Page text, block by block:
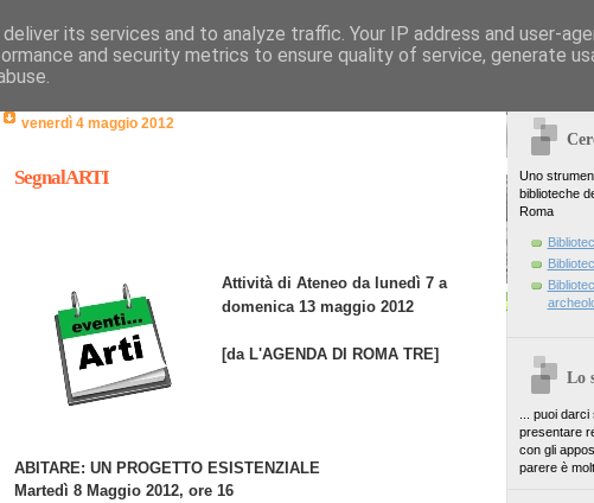
venerdì 4 maggio 2012
SegnalARTI
Attività di Ateneo da lunedì 7 a
domenica 13 maggio 2012
[da L'AGENDA DI ROMA TRE]
ABITARE: UN PROGETTO ESISTENZIALE
Martedì 8 Maggio 2012, ore 16
Uno
biblioteche
Roma
Lo
... puoi
presentare
con gli
parere è
its services and to analyze traffic. Your IP address and user-
and security metrics to ensure quality of service, generate